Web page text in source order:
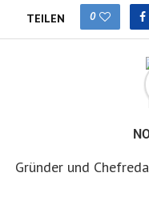
TEILEN 0
Gründer und